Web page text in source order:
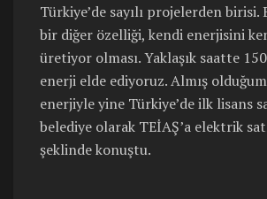
Türkiye’de sayılı projelerden
bir diğer özelliği, kendi enerjisini
üretiyor olması. Yaklaşık saatte
enerji elde ediyoruz. Almış
enerjiyle yine Türkiye’de ilk lisans
belediye olarak TEİAŞ’a elektrik
şeklinde konuştu.